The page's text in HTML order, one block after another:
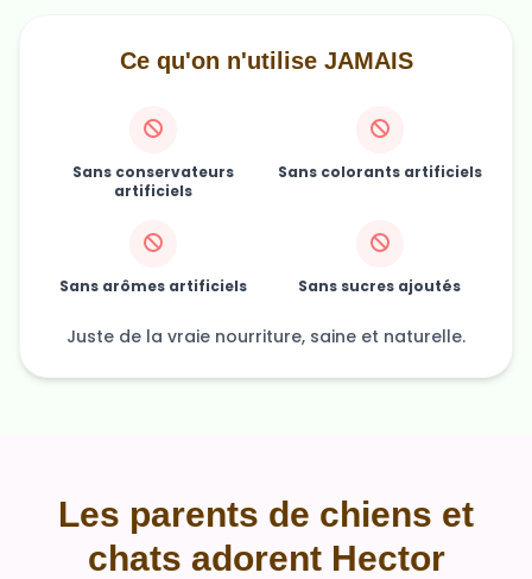
Ce qu'on n'utilise JAMAIS
Sans conservateurs
artificiels
Sans colorants artificiels
Sans arômes artificiels Sans sucres ajoutés
Juste de la vraie nourriture, saine et naturelle.
Les parents de chiens et
chats adorent Hector